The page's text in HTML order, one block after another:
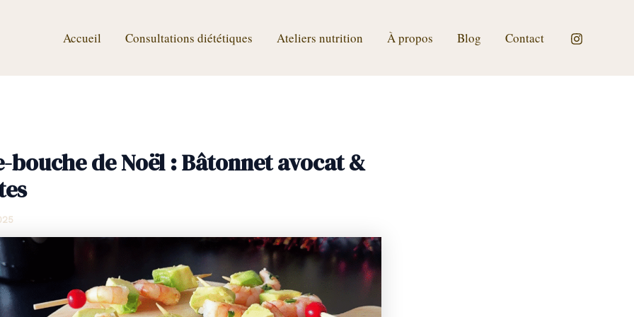
Accueil Consultations diététiques Ateliers nutrition À propos Blog Contact
bouche de Noël : Bâtonnet avocat &